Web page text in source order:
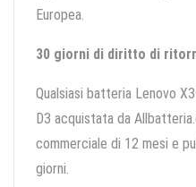
Europea.
30 giorni di diritto di
Qualsiasi batteria Lenovo
D3 acquistata da
commerciale di 12 mesi e
giorni.